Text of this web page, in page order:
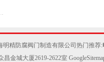
明精防腐阀门制造有限公司热门推荐:
昌金城大厦2619-2622室